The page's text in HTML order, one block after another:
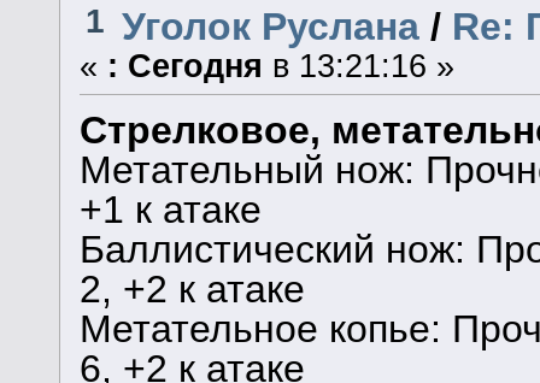
1 Уголок Руслана/ Re:
« : Сегодня в 13:21:16 »
Стрелковое,
Метательный нож:
+1 к атаке
Баллистический нож:
2, +2 к атаке
Метательное копье:
6, +2 к атаке